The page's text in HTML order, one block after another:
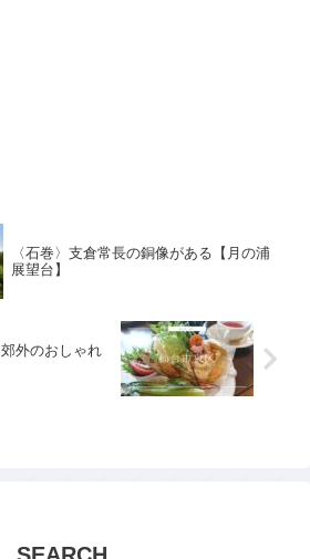
〈石巻〉支倉常長の銅像がある【月の浦
展望台】
外のおしゃれ
SEARCH